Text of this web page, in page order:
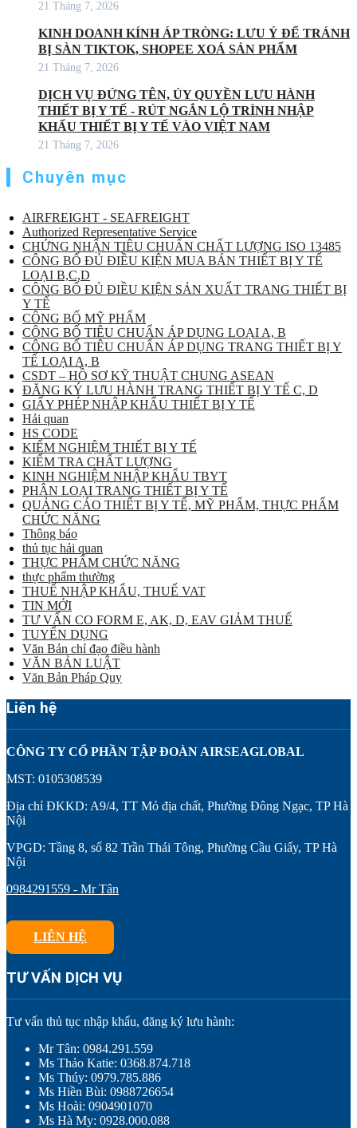
21 Tháng 7, 2026
KINH DOANH KÍNH ÁP TRÒNG: LƯU Ý ĐỂ TRÁNH
BỊ SÀN TIKTOK, SHOPEE XOÁ SẢN PHẨM
21 Tháng 7, 2026
DỊCH VỤ ĐỨNG TÊN, ỦY QUYỀN LƯU HÀNH
THIẾT BỊ Y TẾ - RÚT NGẮN LỘ TRÌNH NHẬP
KHẨU THIẾT BỊ Y TẾ VÀO VIỆT NAM
21 Tháng 7, 2026
Chuyên mục
AIRFREIGHT - SEAFREIGHT
Authorized Representative Service
CHỨNG NHẬN TIÊU CHUẨN CHẤT LƯỢNG ISO 13485
CÔNG BỐ ĐỦ ĐIỀU KIỆN MUA BÁN THIẾT BỊ Y TẾ
LOẠI B,C,D
CÔNG BỐ ĐỦ ĐIỀU KIỆN SẢN XUẤT TRANG THIẾT BỊ
Y TẾ
CÔNG BỐ MỸ PHẨM
CÔNG BỐ TIÊU CHUẨN ÁP DỤNG LOẠI A, B
CÔNG BỐ TIÊU CHUẨN ÁP DỤNG TRANG THIẾT BỊ Y
TẾ LOẠI A, B
CSDT – HỒ SƠ KỸ THUẬT CHUNG ASEAN
ĐĂNG KÝ LƯU HÀNH TRANG THIẾT BỊ Y TẾ C, D
GIẤY PHÉP NHẬP KHẨU THIẾT BỊ Y TẾ
Hải quan
HS CODE
KIỂM NGHIỆM THIẾT BỊ Y TẾ
KIỂM TRA CHẤT LƯỢNG
KINH NGHIỆM NHẬP KHẨU TBYT
PHÂN LOẠI TRANG THIẾT BỊ Y TẾ
QUẢNG CÁO THIẾT BỊ Y TẾ, MỸ PHẨM, THỰC PHẨM
CHỨC NĂNG
Thông báo
thủ tục hải quan
THỰC PHẨM CHỨC NĂNG
thực phẩm thường
THUẾ NHẬP KHẨU, THUẾ VAT
TIN MỚI
TƯ VẤN CO FORM E, AK, D, EAV GIẢM THUẾ
TUYỂN DỤNG
Văn Bản chỉ đạo điều hành
VĂN BẢN LUẬT
Văn Bản Pháp Quy
Liên hệ
CÔNG TY CỔ PHẦN TẬP ĐOÀN AIRSEAGLOBAL
MST: 0105308539
Địa chỉ ĐKKD: A9/4, TT Mỏ địa chất, Phường Đông Ngạc, TP Hà
Nội
VPGD: Tầng 8, số 82 Trần Thái Tông, Phường Cầu Giấy, TP Hà
Nội
0984291559 - Mr Tân
LIÊN HỆ
TƯ VẤN DỊCH VỤ
Tư vấn thủ tục nhập khẩu, đăng ký lưu hành:
Mr Tân: 0984.291.559
Ms Thảo Katie: 0368.874.718
Ms Thúy: 0979.785.886
Ms Hiền Bùi: 0988726654
Ms Hoài: 0904901070
Ms Hà My: 0928.000.088